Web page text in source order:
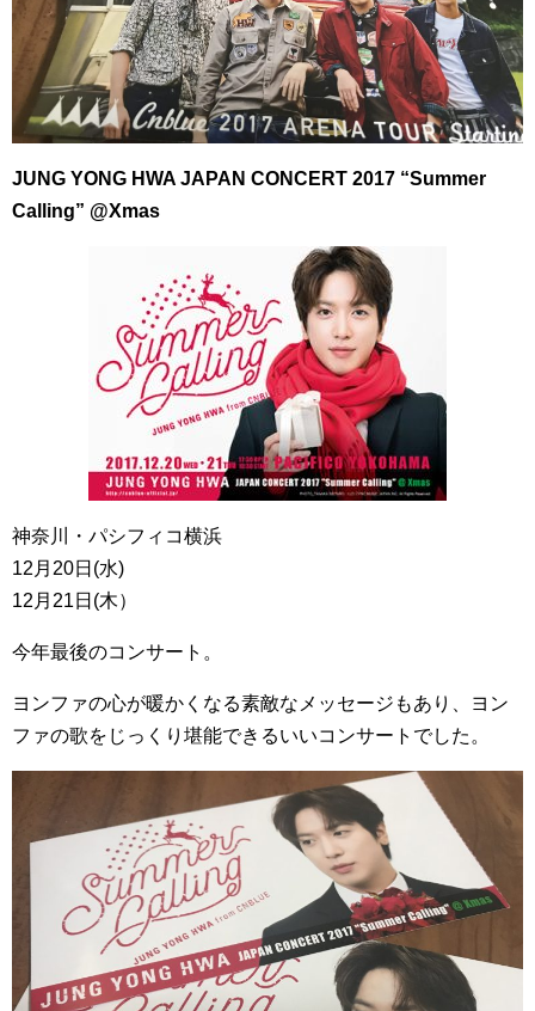
JUNG YONG HWA JAPAN CONCERT 2017 “Summer
Calling” @Xmas
神奈川・パシフィコ横浜
12月20日(水)
12月21日(木）
今年最後のコンサート。
ヨンファの心が暖かくなる素敵なメッセージもあり、ヨン
ファの歌をじっくり堪能できるいいコンサートでした。